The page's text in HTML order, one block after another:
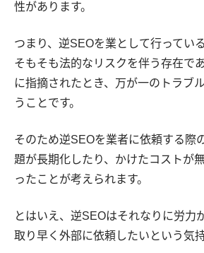
性があります。
つまり、逆SEOを業として行ってい
そもそも法的なリスクを伴う存在で
に指摘されたとき、万が一のトラブ
うことです。
そのため逆SEOを業者に依頼する際
題が長期化したり、かけたコストが
ったことが考えられます。
とはいえ、逆SEOはそれなりに労力
取り早く外部に依頼したいという気